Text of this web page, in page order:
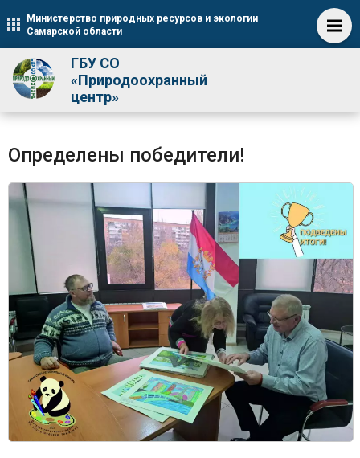
ГБУ СО
«Природоохранный
центр»
Определены победители!
Министерство природных ресурсов и экологии
Самарской области